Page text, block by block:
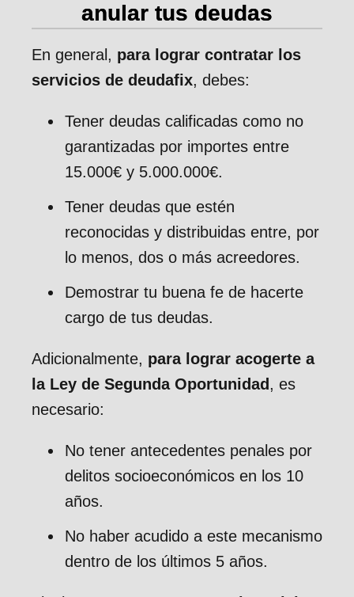
anular tus deudas
En general, para lograr contratar los
servicios de deudafix, debes:
Tener deudas calificadas como no
garantizadas por importes entre
15.000€ y 5.000.000€.
Tener deudas que estén
reconocidas y distribuidas entre, por
lo menos, dos o más acreedores.
Demostrar tu buena fe de hacerte
cargo de tus deudas.
Adicionalmente, para lograr acogerte a
la Ley de Segunda Oportunidad , es
necesario:
No tener antecedentes penales por
delitos socioeconómicos en los 10
años.
No haber acudido a este mecanismo
dentro de los últimos 5 años.